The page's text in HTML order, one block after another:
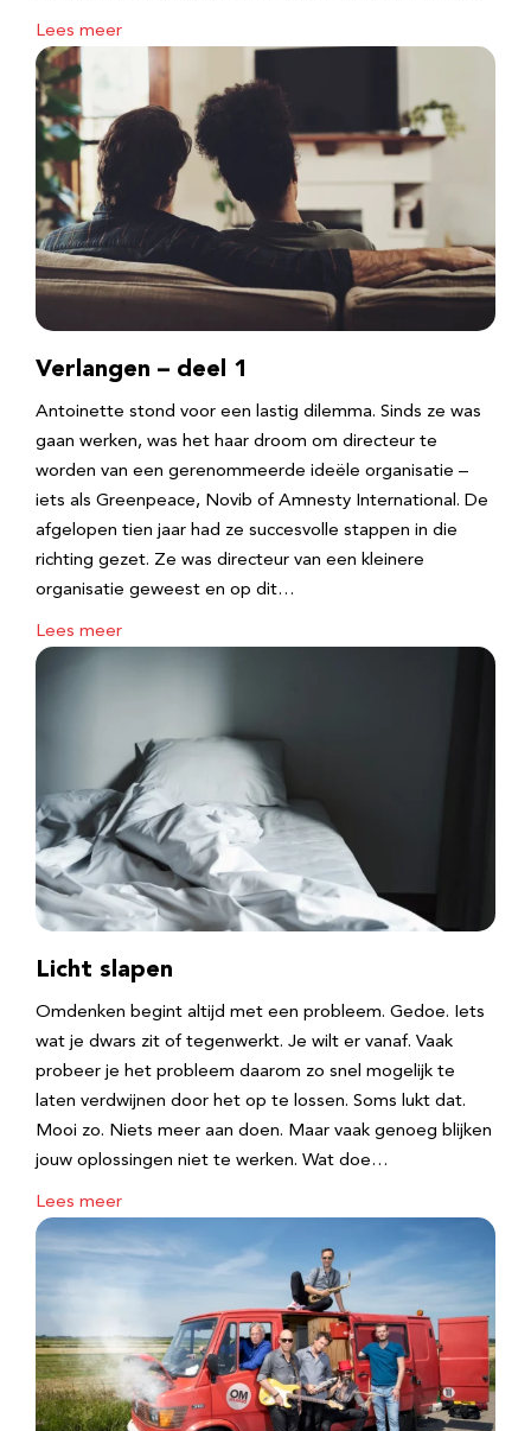
Lees meer
Verlangen – deel 1
Antoinette stond voor een lastig dilemma. Sinds ze was
gaan werken, was het haar droom om directeur te
worden van een gerenommeerde ideële organisatie –
iets als Greenpeace, Novib of Amnesty International. De
afgelopen tien jaar had ze succesvolle stappen in die
richting gezet. Ze was directeur van een kleinere
organisatie geweest en op dit…
Lees meer
Licht slapen
Omdenken begint altijd met een probleem. Gedoe. Iets
wat je dwars zit of tegenwerkt. Je wilt er vanaf. Vaak
probeer je het probleem daarom zo snel mogelijk te
laten verdwijnen door het op te lossen. Soms lukt dat.
Mooi zo. Niets meer aan doen. Maar vaak genoeg blijken
jouw oplossingen niet te werken. Wat doe…
Lees meer